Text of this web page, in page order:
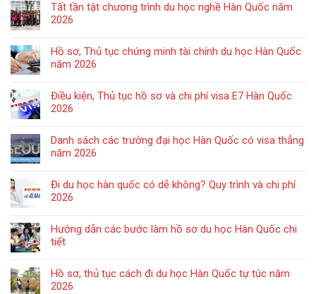
Tất tần tật chương trình du học nghề Hàn Quốc năm
2026
Hồ sơ, Thủ tục chứng minh tài chính du học Hàn Quốc
năm 2026
Điều kiện, Thủ tục hồ sơ và chi phí visa E7 Hàn Quốc
2026
Danh sách các trường đại học Hàn Quốc có visa thẳng
năm 2026
Đi du học hàn quốc có dễ không? Quy trình và chi phí
2026
Hướng dẫn các bước làm hồ sơ du học Hàn Quốc chi
tiết
Hồ sơ, thủ tục cách đi du học Hàn Quốc tự túc năm
2026